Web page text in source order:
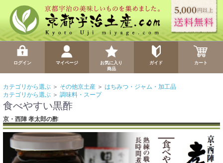
ログイン マイページ
お気に入り
商品
ガイド カート
カテゴリから選ぶ ＞ その他京土産 ＞ はちみつ・ジャム・加工品
カテゴリから選ぶ ＞ 調味料・スープ
食べやすい黒酢
京・西陣 孝太郎の酢